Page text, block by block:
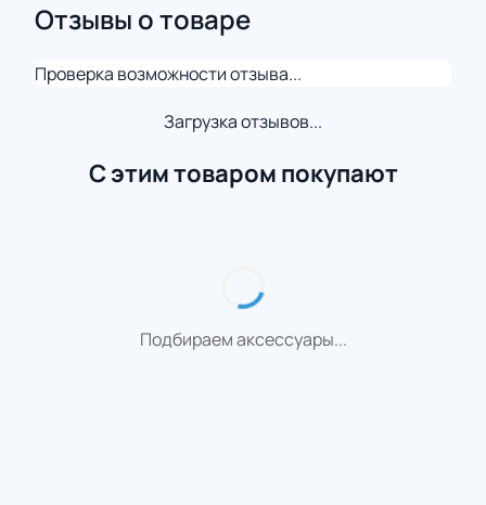
Отзывы о товаре
Проверка возможности отзыва...
Загрузка отзывов...
С этим товаром покупают
Подбираем аксессуары...